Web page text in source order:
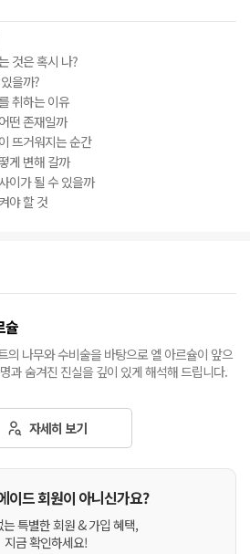
것은 혹시 나?
을까?
취하는 이유
떤 존재일까
뜨거워지는 순간
게 변해 갈까
이가 될 수 있을까
야 할 것
슐
의 나무와 수비술을 바탕으로 엘 아르슐이 앞으
과 숨겨진 진실을 깊이 있게 해석해 드립니다.
자세히 보기
이드 회원이 아니신가요?
특별한 회원 & 가입 혜택,
지금 확인하세요!